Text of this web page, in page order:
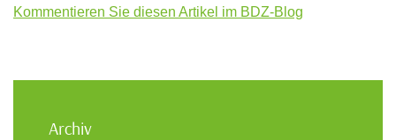
Kommentieren Sie diesen Artikel im BDZ-Blog
Archiv